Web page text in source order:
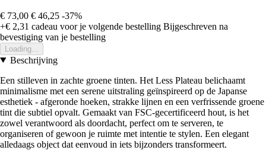
€ 73,00 € 46,25 -37%
+€ 2,31 cadeau voor je volgende bestelling Bijgeschreven na
bevestiging van je bestelling
Loading...
Beschrijving
Een stilleven in zachte groene tinten. Het Less Plateau belichaamt
minimalisme met een serene uitstraling geïnspireerd op de Japanse
esthetiek - afgeronde hoeken, strakke lijnen en een verfrissende groene
tint die subtiel opvalt. Gemaakt van FSC-gecertificeerd hout, is het
zowel verantwoord als doordacht, perfect om te serveren, te
organiseren of gewoon je ruimte met intentie te stylen. Een elegant
alledaags object dat eenvoud in iets bijzonders transformeert.